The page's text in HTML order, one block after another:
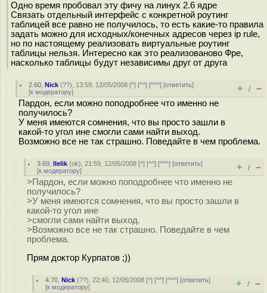
Одно время пробовал эту фичу на линух 2.6 ядре
Связать отдельный интерфейс с конкретной роутинг
таблицей все равно не получилось, то есть какие-то правила
задать можно для исходных/конечных адресов через ip rule,
но по настоящему реализовать виртуальные роутинг
таблицы нельзя. Интересно как это реализованово Фре,
насколько таблицы будут независимы друг от друга
2.60 ,Nick (??), 13:59, 12/05/2008 [^] [^^] [^^^] [ответить]
[к модератору] + / –
Пардон, если можно поподробнее что именно не
получилось?
У меня имеются сомнения, что вы просто зашли в
какой-то угол ине смогли сами найти выход.
Возможно все не так страшно. Поведайте в чем проблема.
3.69 ,llelik (ok), 21:59, 12/05/2008 [^] [^^] [^^^] [ответить]
[к модератору] + / –
>Пардон, если можно поподробнее что именно не
получилось?
>У меня имеются сомнения, что вы просто зашли в
какой-то угол ине
>смогли сами найти выход.
>Возможно все не так страшно. Поведайте в чем
проблема.
Прям доктор Курпатов ;))
4.70 ,Nick (??), 22:40, 12/05/2008 [^] [^^] [^^^] [ответить]
[к модератору] + / –